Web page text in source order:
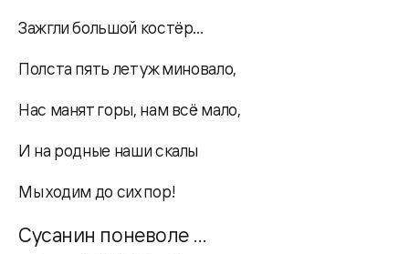
Зажгли большой костёр…
Полста пять лет уж миновало,
Нас манят горы, нам всё мало,
И на родные наши скалы
Мы ходим до сих пор!
Сусанин поневоле …